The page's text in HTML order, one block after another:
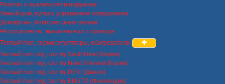
Розетки и выключатели наружние
Умный дом, пульты управления освещением
Домофоны, беспроводные звонки
Ретро розетки , выключатели и провода
Теплый пол, терморегуляторы, обогреватели
Теплый пол под плитку SouthHeat (Корея)
Теплый пол под плитку NanoThermal (Корея)
Теплый пол под плитку DEVI (Дания)
Теплый пол под плитку ENSTO (Финляндия)